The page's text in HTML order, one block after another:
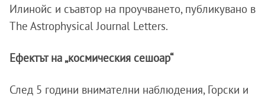
Илинойс и съавтор на проучването, публикувано в
The Astrophysical Journal Letters.
Ефектът на „космическия сешоар“
След 5 години внимателни наблюдения, Горски и